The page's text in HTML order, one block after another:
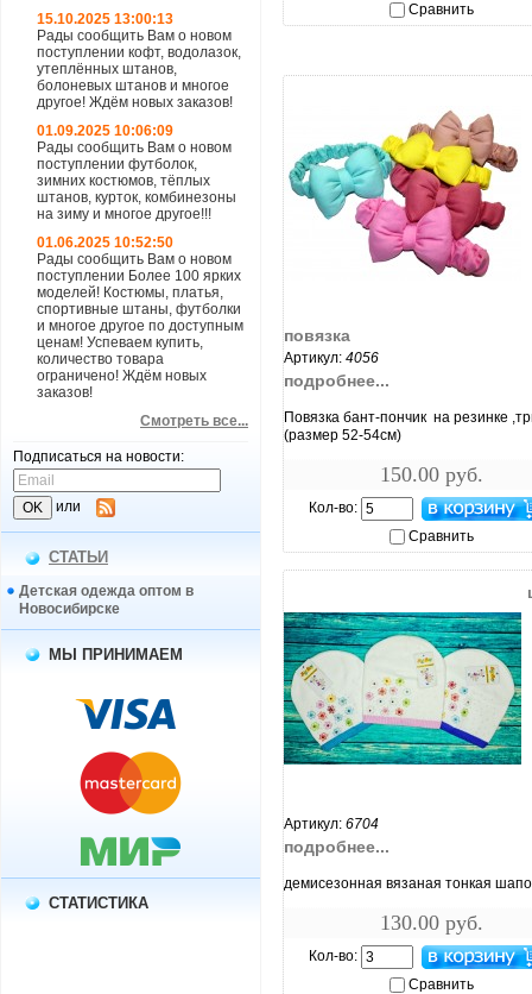
15.10.2025 13:00:13
Рады сообщить Вам о новом
поступлении кофт, водолазок,
утеплённых штанов,
болоневых штанов и многое
другое! Ждём новых заказов!
01.09.2025 10:06:09
Рады сообщить Вам о новом
поступлении футболок,
зимних костюмов, тёплых
штанов, курток, комбинезоны
на зиму и многое другое!!!
01.06.2025 10:52:50
Рады сообщить Вам о новом
поступлении Более 100 ярких
моделей! Костюмы, платья,
спортивные штаны, футболки
и многое другое по доступным
ценам! Успеваем купить,
количество товара
ограничено! Ждём новых
заказов!
Смотреть все...
Подписаться на новости:
или
СТАТЬИ
Детская одежда оптом в
Новосибирске
МЫ ПРИНИМАЕМ
СТАТИСТИКА
Сравнить
повязка
Артикул: 4056
подробнее...
Повязка бант-пончик на резинке
(размер 52-54см)
150.00 руб.
Кол-во:
Сравнить
Артикул: 6704
подробнее...
демисезонная вязаная тонкая
130.00 руб.
Кол-во:
Сравнить